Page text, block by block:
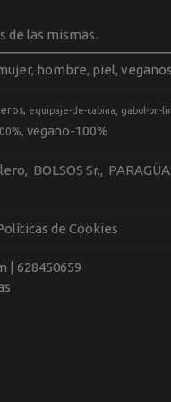
de las mismas.
hombre, piel,
equipaje-de-cabina gabol-on-
vegano-100%
BOLSOS Sr.
de Cookies
| 628450659